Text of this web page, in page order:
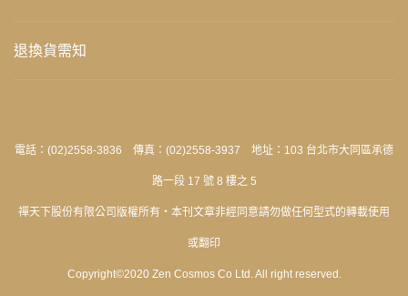
退換貨需知
電話：(02)2558-3836 傳真：(02)2558-3937 地址：103 台北市大同區承德
路一段 17 號 8 樓之 5
禪天下股份有限公司版權所有‧本刊文章非經同意請勿做任何型式的轉載使用
或翻印
Copyright©2020 Zen Cosmos Co Ltd. All right reserved.